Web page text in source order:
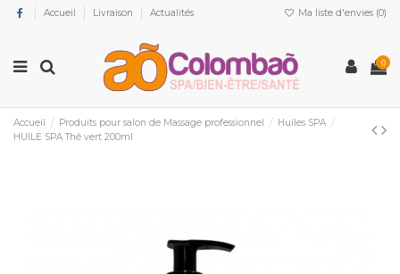
Accueil Livraison Actualités Ma liste d'envies (0)
0
Accueil Produits pour salon de Massage professionnel
Huiles SPA
HUILE SPA Thé vert 200ml